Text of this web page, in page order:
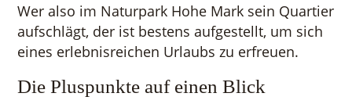
Wer also im Naturpark Hohe Mark sein Quartier
aufschlägt, der ist bestens aufgestellt, um sich
eines erlebnisreichen Urlaubs zu erfreuen.
Die Pluspunkte auf einen Blick